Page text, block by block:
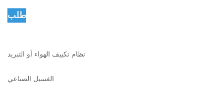
طلب
نظام تكييف الهواء أو التبريد
الغسيل الصناعي